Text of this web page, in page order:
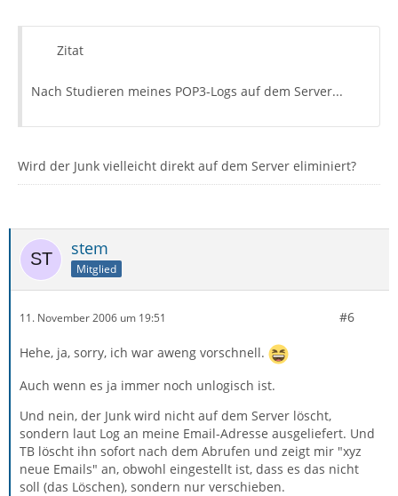
Zitat
Nach Studieren meines POP3-Logs auf dem Server...
Wird der Junk vielleicht direkt auf dem Server eliminiert?
stem
Mitglied
11. November 2006 um 19:51 #6
Hehe, ja, sorry, ich war aweng vorschnell.
Auch wenn es ja immer noch unlogisch ist.
Und nein, der Junk wird nicht auf dem Server löscht,
sondern laut Log an meine Email-Adresse ausgeliefert. Und
TB löscht ihn sofort nach dem Abrufen und zeigt mir "xyz
neue Emails" an, obwohl eingestellt ist, dass es das nicht
soll (das Löschen), sondern nur verschieben.